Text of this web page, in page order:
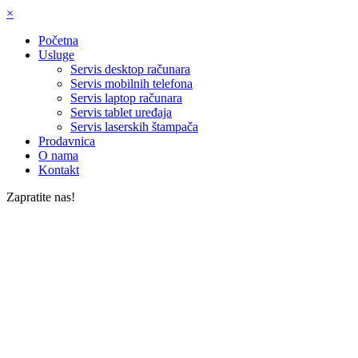
×
Početna
Usluge
Servis desktop računara
Servis mobilnih telefona
Servis laptop računara
Servis tablet uređaja
Servis laserskih štampača
Prodavnica
O nama
Kontakt
Zapratite nas!